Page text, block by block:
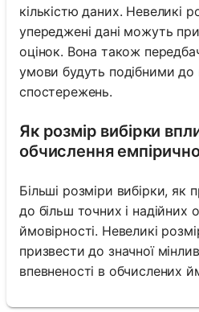
кількістю даних. Невеликі
упереджені дані можуть
оцінок. Вона також
умови будуть подібними до
спостережень.
Як розмір вибірки
обчислення
Більші розміри вибірки, як
до більш точних і надійних
ймовірності. Невеликі
призвести до значної
впевненості в обчислених